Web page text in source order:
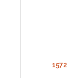
1572